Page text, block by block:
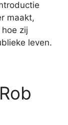
maakt,
zij
leven.